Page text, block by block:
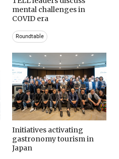
mental challenges in
COVID era
Roundtable
Initiatives activating
gastronomy tourism in
Japan